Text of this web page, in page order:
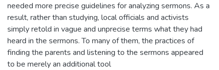
needed more precise guidelines for analyzing sermons. As a
result, rather than studying, local officials and activists
simply retold in vague and unprecise terms what they had
heard in the sermons. To many of them, the practices of
finding the parents and listening to the sermons appeared
to be merely an additional tool